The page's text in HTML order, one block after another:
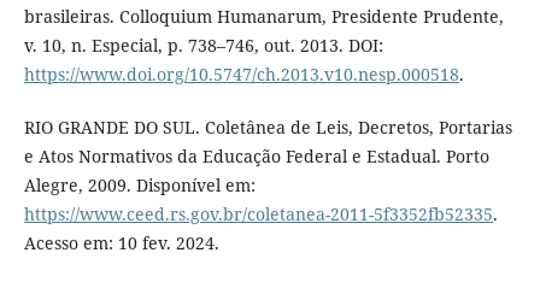
brasileiras. Colloquium Humanarum, Presidente Prudente,
v. 10, n. Especial, p. 738–746, out. 2013. DOI:
https://www.doi.org/10.5747/ch.2013.v10.nesp.000518.
RIO GRANDE DO SUL. Coletânea de Leis, Decretos, Portarias
e Atos Normativos da Educação Federal e Estadual. Porto
Alegre, 2009. Disponível em:
https://www.ceed.rs.gov.br/coletanea-2011-5f3352fb52335.
Acesso em: 10 fev. 2024.